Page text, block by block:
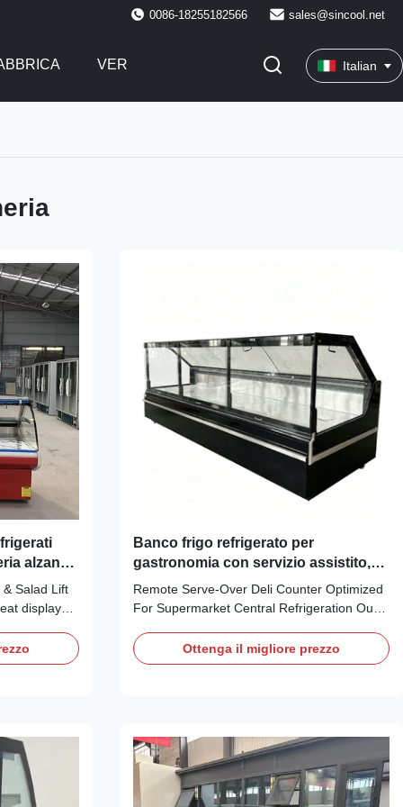
0086-18255182566 sales@sincool.net
VER Italian
alzano i
di vetro
Salad Lift
display
to any
like to
Banco frigo refrigerato per
gastronomia con servizio assistito,
ottimizzato per la refrigerazione
centralizzata del supermercato
Remote Serve‑Over Deli Counter Optimized
For Supermarket Central Refrigeration Our
counter adopts remote‑condensing design
fitted with Danfoss expansion valve,
Ottenga il migliore prezzo